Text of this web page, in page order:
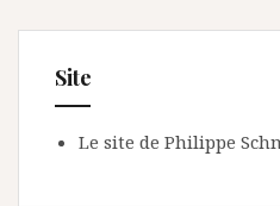
Site
Le site de Philippe